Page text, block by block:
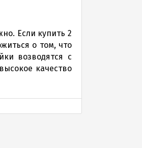
Если купить 2
о том, что
возводятся с
качество